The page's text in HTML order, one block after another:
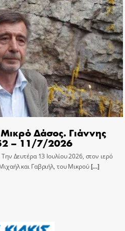
Δάσος. Γιάννης
– 11/7/2026
Δευτέρα 13 Ιουλίου 2026, στον ιερό
και Γαβριήλ, του Μικρού[…]